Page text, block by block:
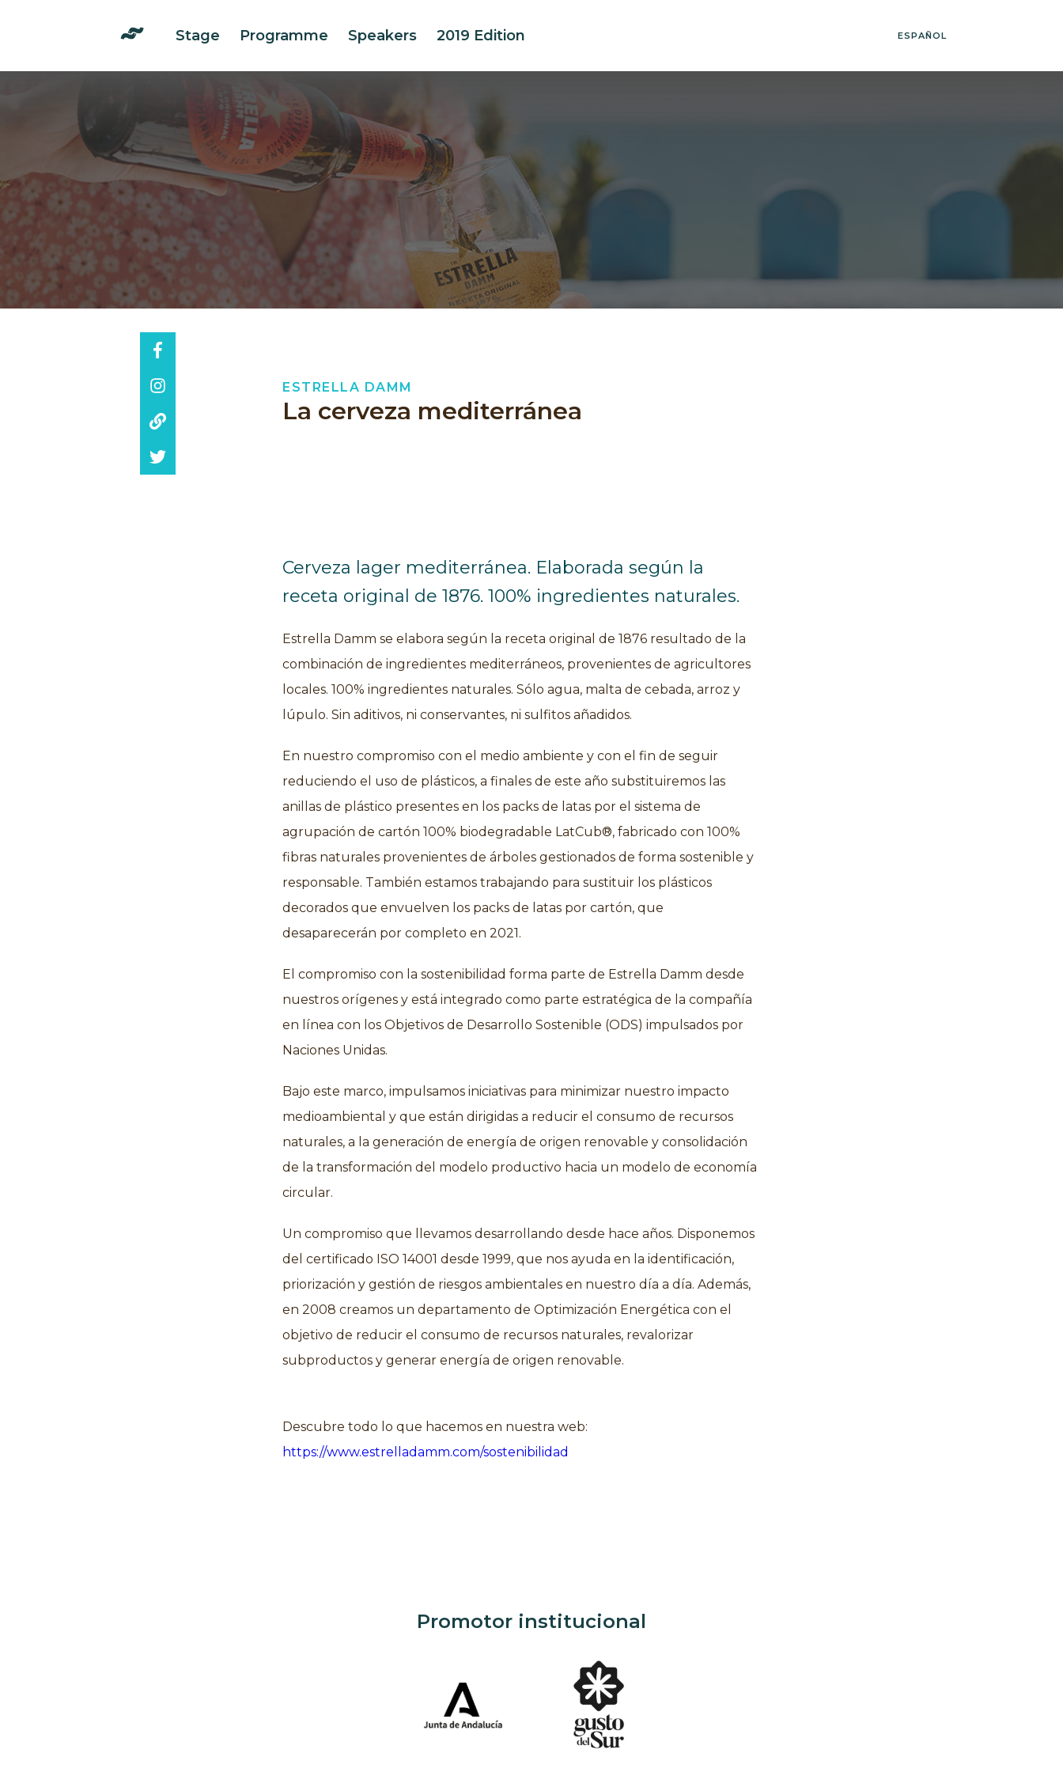
Stage Programme Speakers 2019 Edition ESPAÑOL
ESTRELLA DAMM
La cerveza mediterránea
Cerveza lager mediterránea. Elaborada según la
receta original de 1876. 100% ingredientes naturales.
Estrella Damm se elabora según la receta original de 1876 resultado de la
combinación de ingredientes mediterráneos, provenientes de agricultores
locales. 100% ingredientes naturales. Sólo agua, malta de cebada, arroz y
lúpulo. Sin aditivos, ni conservantes, ni sulfitos añadidos.
En nuestro compromiso con el medio ambiente y con el fin de seguir
reduciendo el uso de plásticos, a finales de este año substituiremos las
anillas de plástico presentes en los packs de latas por el sistema de
agrupación de cartón 100% biodegradable LatCub®, fabricado con 100%
fibras naturales provenientes de árboles gestionados de forma sostenible y
responsable. También estamos trabajando para sustituir los plásticos
decorados que envuelven los packs de latas por cartón, que
desaparecerán por completo en 2021.
El compromiso con la sostenibilidad forma parte de Estrella Damm desde
nuestros orígenes y está integrado como parte estratégica de la compañía
en línea con los Objetivos de Desarrollo Sostenible (ODS) impulsados por
Naciones Unidas.
Bajo este marco, impulsamos iniciativas para minimizar nuestro impacto
medioambiental y que están dirigidas a reducir el consumo de recursos
naturales, a la generación de energía de origen renovable y consolidación
de la transformación del modelo productivo hacia un modelo de economía
circular.
Un compromiso que llevamos desarrollando desde hace años. Disponemos
del certificado ISO 14001 desde 1999, que nos ayuda en la identificación,
priorización y gestión de riesgos ambientales en nuestro día a día. Además,
en 2008 creamos un departamento de Optimización Energética con el
objetivo de reducir el consumo de recursos naturales, revalorizar
subproductos y generar energía de origen renovable.
Descubre todo lo que hacemos en nuestra web:
https://www.estrelladamm.com/sostenibilidad
Promotor institucional